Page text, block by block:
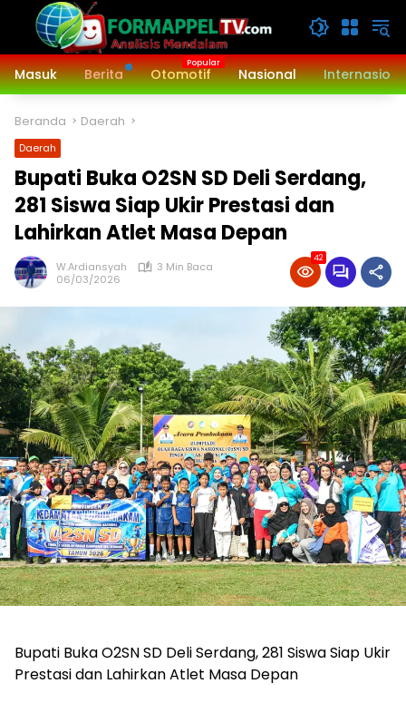
Langsung
konten
Masuk
Berita Otomotif Nasional
Beranda Daerah
Daerah
‎Bupati Buka O2SN SD Deli Serdang,
281 Siswa Siap Ukir Prestasi dan
Lahirkan Atlet Masa Depan
W.Ardiansyah
3 Min Baca
06/03/2026
42
Bupati Buka O2SN SD Deli Serdang, 281 Siswa Siap Ukir
Prestasi dan Lahirkan Atlet Masa Depan